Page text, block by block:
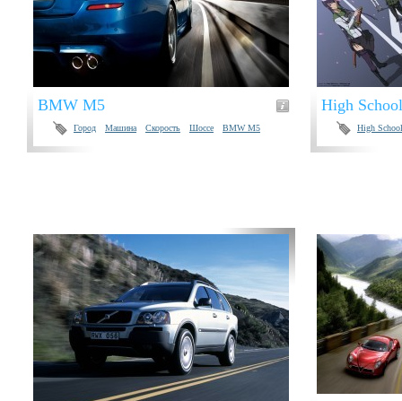
BMW M5
Город Машина Скорость Шоссе BMW M5
High
High